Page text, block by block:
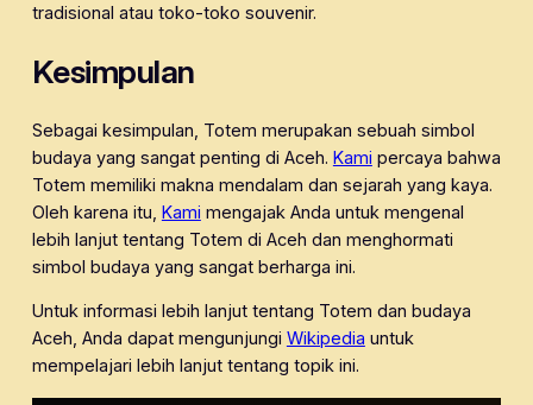
tradisional atau toko-toko souvenir.
Kesimpulan
Sebagai kesimpulan, Totem merupakan sebuah simbol
budaya yang sangat penting di Aceh. Kami percaya bahwa
Totem memiliki makna mendalam dan sejarah yang kaya.
Oleh karena itu, Kami mengajak Anda untuk mengenal
lebih lanjut tentang Totem di Aceh dan menghormati
simbol budaya yang sangat berharga ini.
Untuk informasi lebih lanjut tentang Totem dan budaya
Aceh, Anda dapat mengunjungi Wikipedia untuk
mempelajari lebih lanjut tentang topik ini.